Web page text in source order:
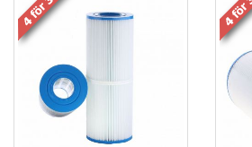
Rengöringsfria spabadsfilter:
(Vita med grå topp och botten.)
Polypropylen-filter är mycket effektiva på
önskvärda partiklar ur vattnet.
filtret för att bort smutsen. Polypropylen i
som rengöringsfria filter. Polypropylen-